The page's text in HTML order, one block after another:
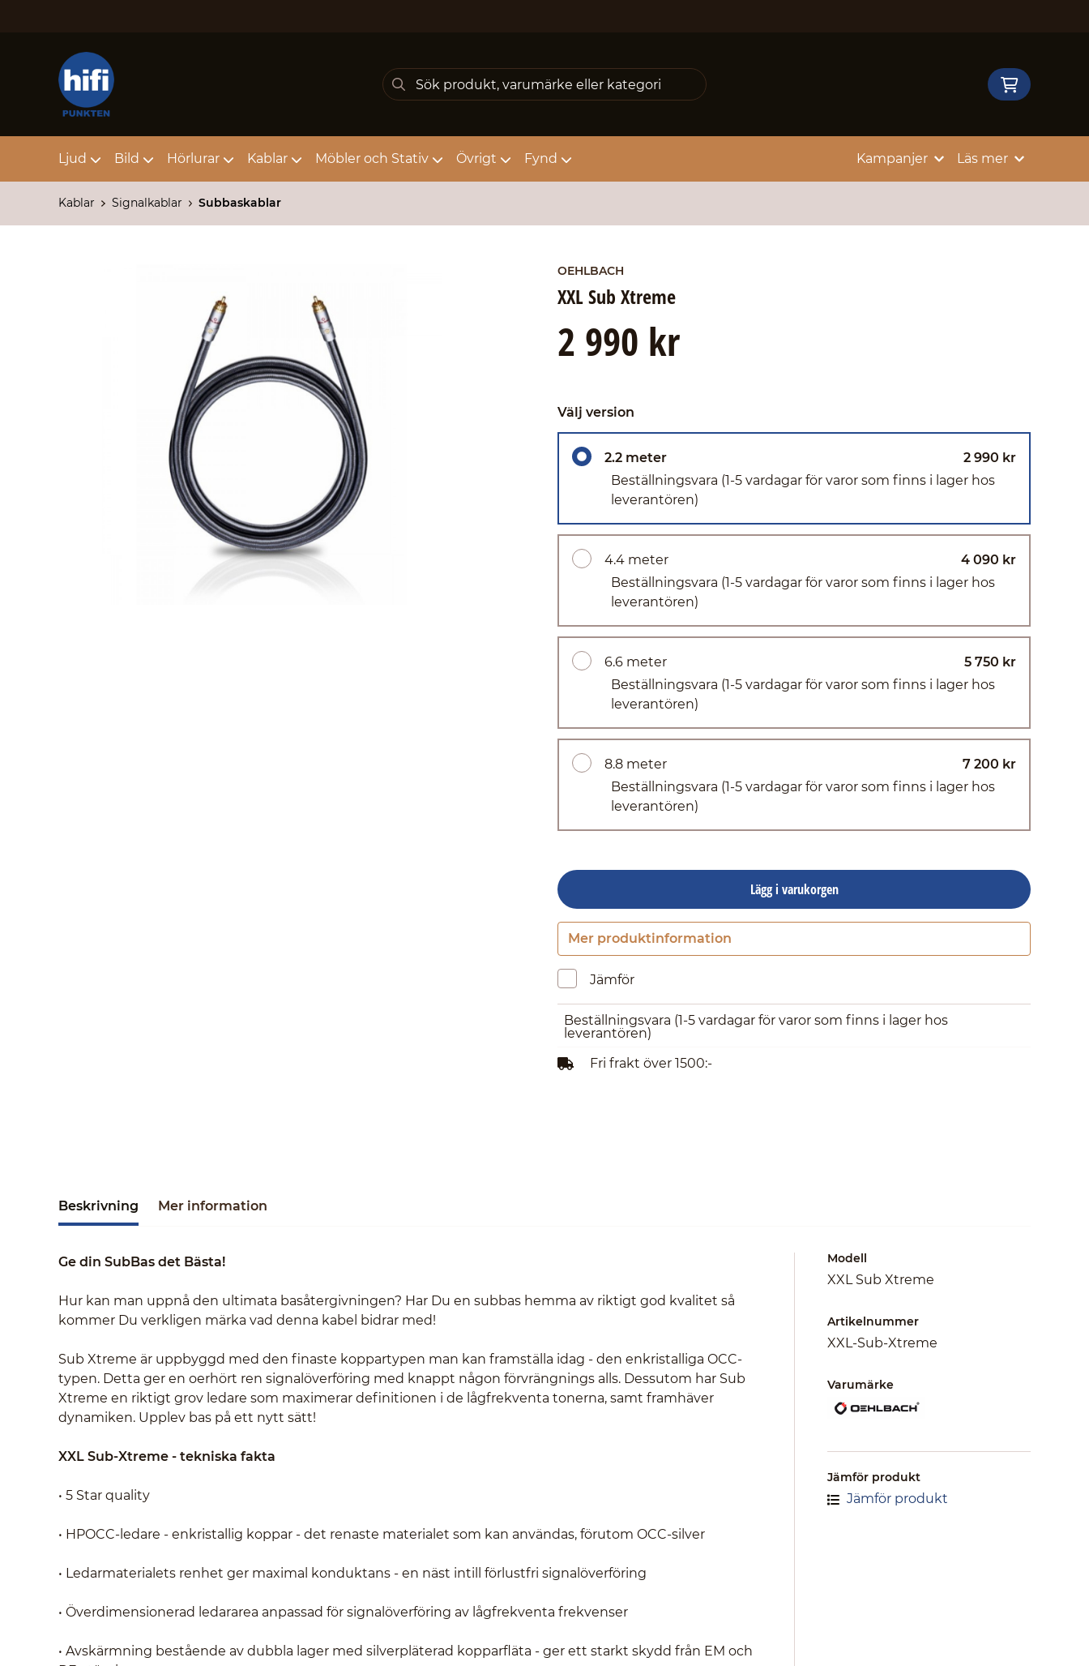
Ljud Bild Hörlurar Kablar Möbler och Stativ Övrigt Fynd Kampanjer Läs mer
Kablar Signalkablar Subbaskablar
OEHLBACH
XXL Sub Xtreme
2 990 kr
Välj version
2.2 meter
2 990 kr
Beställningsvara (1-5 vardagar för varor som finns i lager hos
leverantören)
4.4 meter
4 090 kr
Beställningsvara (1-5 vardagar för varor som finns i lager hos
leverantören)
6.6 meter
5 750 kr
Beställningsvara (1-5 vardagar för varor som finns i lager hos
leverantören)
8.8 meter
7 200 kr
Beställningsvara (1-5 vardagar för varor som finns i lager hos
leverantören)
Lägg i varukorgen
Mer produktinformation
Jämför
Beställningsvara (1-5 vardagar för varor som finns i lager hos
leverantören)
Fri frakt över 1500:-
Beskrivning Mer information
Ge din SubBas det Bästa!
Hur kan man uppnå den ultimata basåtergivningen? Har Du en subbas hemma av riktigt god kvalitet så
kommer Du verkligen märka vad denna kabel bidrar med!
Sub Xtreme är uppbyggd med den finaste koppartypen man kan framställa idag - den enkristalliga OCC-
typen. Detta ger en oerhört ren signalöverföring med knappt någon förvrängnings alls. Dessutom har Sub
Xtreme en riktigt grov ledare som maximerar definitionen i de lågfrekventa tonerna, samt framhäver
dynamiken. Upplev bas på ett nytt sätt!
XXL Sub-Xtreme - tekniska fakta
• 5 Star quality
• HPOCC-ledare - enkristallig koppar - det renaste materialet som kan användas, förutom OCC-silver
• Ledarmaterialets renhet ger maximal konduktans - en näst intill förlustfri signalöverföring
• Överdimensionerad ledararea anpassad för signalöverföring av lågfrekventa frekvenser
• Avskärmning bestående av dubbla lager med silverpläterad kopparfläta - ger ett starkt skydd från EM och
Modell
XXL Sub Xtreme
Artikelnummer
XXL-Sub-Xtreme
Varumärke
Jämför produkt
Jämför produkt